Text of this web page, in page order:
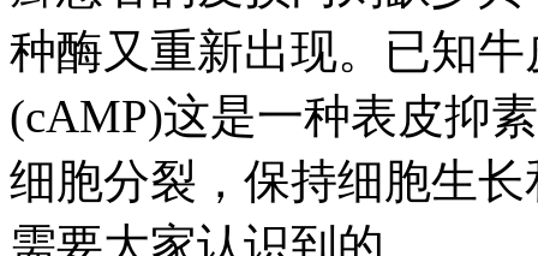
种酶又重新出现。已知
(cAMP)这是一种表皮抑
细胞分裂，保持细胞生
需要大家认识到的。